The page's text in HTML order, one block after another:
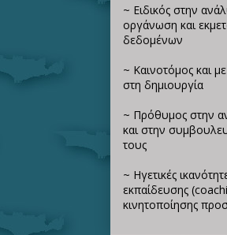
~ Ειδικός στην
οργάνωση και
δεδομένων
~ Καινοτόμος και
στη δημιουργία
~ Πρόθυμος στην
και στην
τους
~ Ηγετικές
εκπαίδευσης
κινητοποίησης